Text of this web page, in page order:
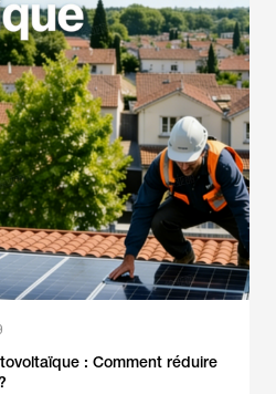
: Comment réduire